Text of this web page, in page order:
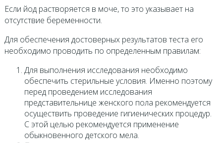
Если йод растворяется в моче, то это указывает на
отсутствие беременности.
Для обеспечения достоверных результатов теста его
необходимо проводить по определенным правилам:
Для выполнения исследования необходимо
обеспечить стерильные условия. Именно поэтому
перед проведением исследования
представительнице женского пола рекомендуется
осуществить проведение гигиенических процедур.
С этой целью рекомендуется применение
обыкновенного детского мела.